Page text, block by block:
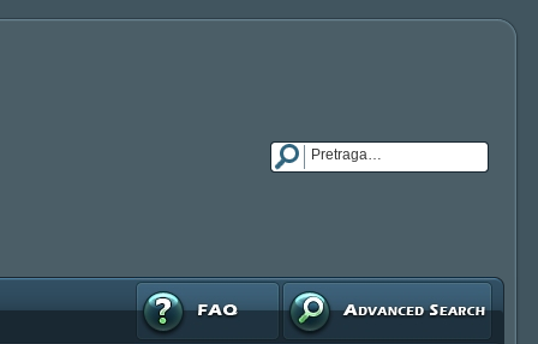
Napredna pretraga
FAQ